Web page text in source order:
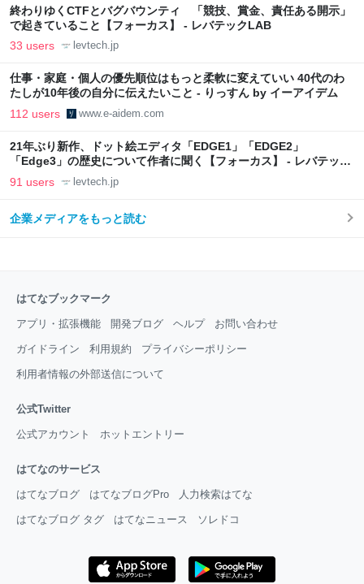
終わりゆくCTFとバグバウンティ 「競技、賞金、責任ある開示」
で起きていること【フォーカス】 - レバテックLAB
33 users levtech.jp
仕事・家庭・個人の優先順位はもっと柔軟に変えていい 40代のわ
たしが10年後の自分に伝えたいこと - りっすん by イーアイデム
112 users www.e-aidem.com
21年ぶり新作、ドット絵エディタ「EDGE1」「EDGE2」
「Edge3」の歴史について作者に聞く【フォーカス】 - レバテック
LAB
91 users levtech.jp
企業メディアをもっと読む
はてなブックマーク
アプリ・拡張機能 開発ブログ ヘルプ お問い合わせ
ガイドライン 利用規約 プライバシーポリシー
利用者情報の外部送信について
公式Twitter
公式アカウント ホットエントリー
はてなのサービス
はてなブログ はてなブログPro 人力検索はてな
はてなブログ タグ はてなニュース ソレドコ